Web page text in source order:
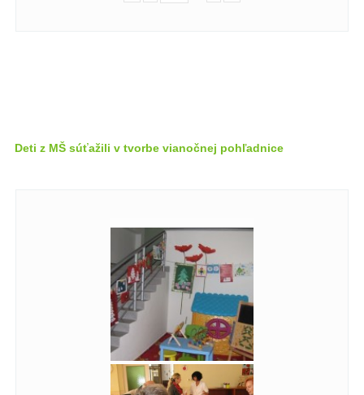
Deti z MŠ súťažili v tvorbe vianočnej pohľadnice